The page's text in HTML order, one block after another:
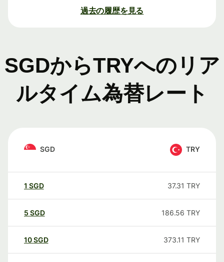
過去の履歴を見る
SGDからTRYへのリア
ルタイム為替レート
SGD TRY
1 SGD 37.31 TRY
5 SGD 186.56 TRY
10SGD 373.11 TRY